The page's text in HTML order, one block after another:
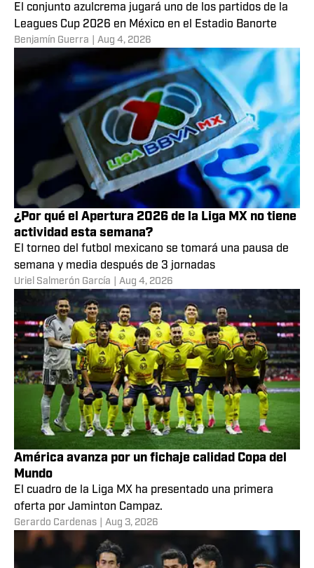
El conjunto azulcrema jugará uno de los partidos de la
Leagues Cup 2026 en México en el Estadio Banorte
Benjamín Guerra Aug 4, 2026
¿Por qué el Apertura 2026 de la Liga MX no tiene
actividad esta semana?
El torneo del futbol mexicano se tomará una pausa de
semana y media después de 3 jornadas
Uriel Salmerón García Aug 4, 2026
América avanza por un fichaje calidad Copa del
Mundo
El cuadro de la Liga MX ha presentado una primera
oferta por Jaminton Campaz.
Gerardo Cardenas Aug 3, 2026